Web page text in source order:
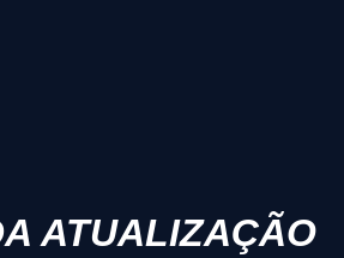
ATUALIZAÇÃO